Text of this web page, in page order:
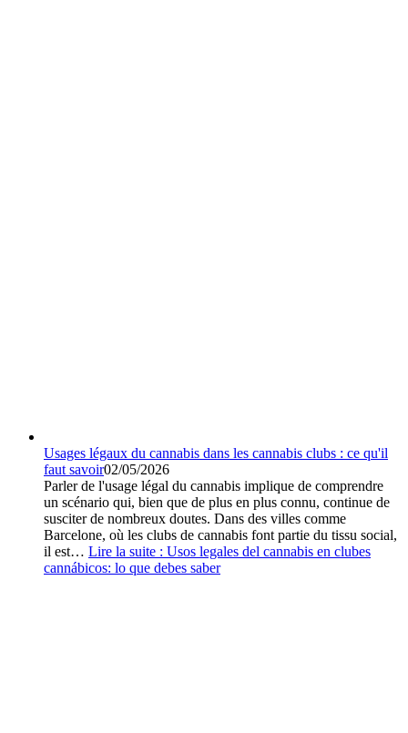
Usages légaux du cannabis dans les cannabis clubs : ce qu'il
faut savoir02/05/2026
Parler de l'usage légal du cannabis implique de comprendre
un scénario qui, bien que de plus en plus connu, continue de
susciter de nombreux doutes. Dans des villes comme
Barcelone, où les clubs de cannabis font partie du tissu social,
il est… Lire la suite : Usos legales del cannabis en clubes
cannábicos: lo que debes saber